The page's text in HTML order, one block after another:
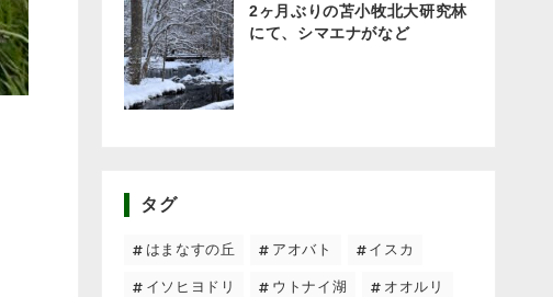
2ヶ月ぶりの苫小牧北大研究林
にて、シマエナがなど
タグ
はまなすの丘 アオバト イスカ
イソヒヨドリ ウトナイ湖 オオルリ